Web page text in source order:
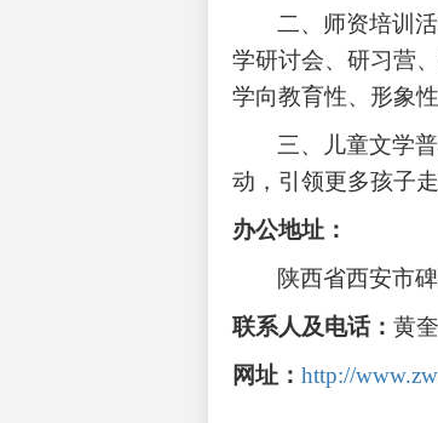
二、师资培训
学研讨会、研习营
学向教育性、形象
三、儿童文学
动，引领更多孩子
办公地址：
陕西省西安市
联系人及电话： 黄
网址： http://